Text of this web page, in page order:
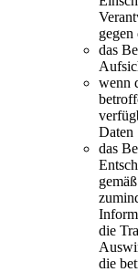
gegen
das
wenn
Daten
das
die
die